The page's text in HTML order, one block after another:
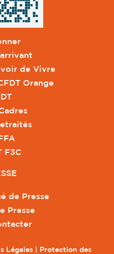
de Vivre
Orange
F3C
de Presse
Presse
Légales|
Protection des